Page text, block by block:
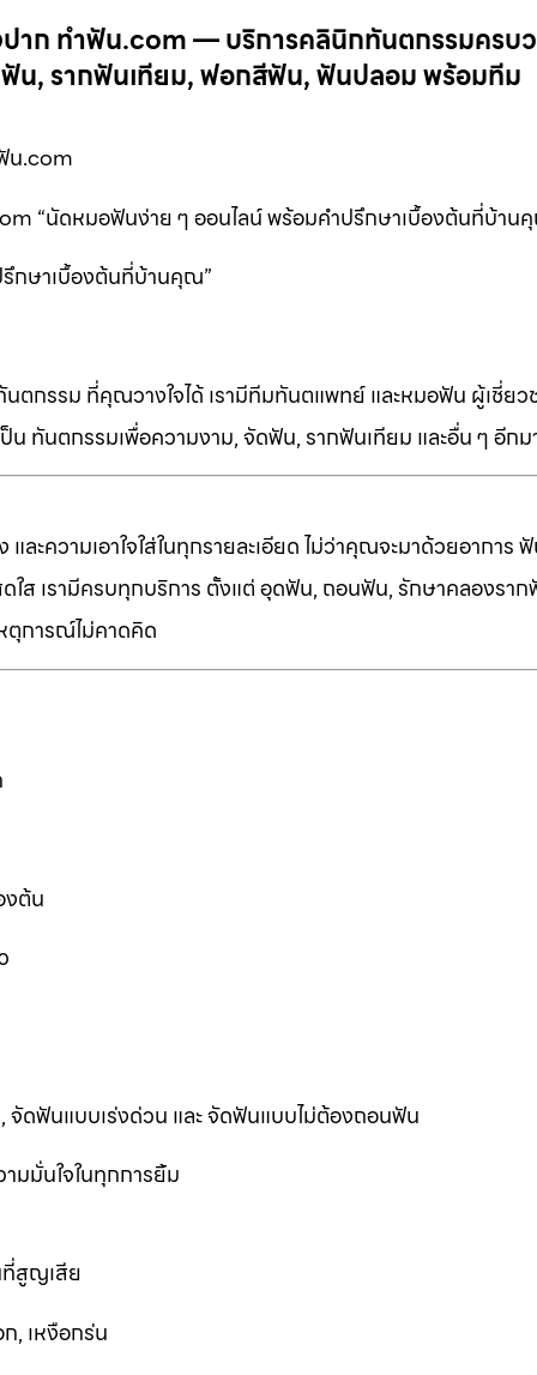
าก ทำฟัน.com — บริการคลินิกทันตกรรมครบว
น, รากฟันเทียม, ฟอกสีฟัน, ฟันปลอม พร้อมทีม
น.com
“นัดหมอฟันง่าย ๆ ออนไลน์ พร้อมคำปรึกษาเบื้องต้นที่บ้าน
กษาเบื้องต้นที่บ้านคุณ”
ตกรรม ที่คุณวางใจได้ เรามีทีมทันตแพทย์ และหมอฟัน ผู้เชี่ย
น ทันตกรรมเพื่อความงาม, จัดฟัน, รากฟันเทียม และอื่น ๆ อีก
ะความเอาใจใส่ในทุกรายละเอียด ไม่ว่าคุณจะมาด้วยอาการ
ส เรามีครบทุกบริการ ตั้งแต่ อุดฟัน, ถอนฟัน, รักษาคลองรา
ตุการณ์ไม่คาดคิด
งต้น
จัดฟันแบบเร่งด่วน และ จัดฟันแบบไม่ต้องถอนฟัน
มมั่นใจในทุกการยิ้ม
ที่สูญเสีย
, เหงือกร่น